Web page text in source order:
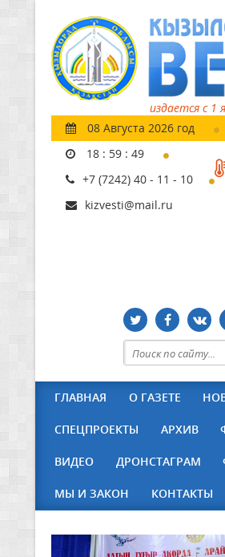
издается с 1
08 Августа 2026 год
18 : 59 : 50
+7 (7242) 40 - 11 - 10
kizvesti@mail.ru
ГЛАВНАЯ О ГАЗЕТЕ
СПЕЦПРОЕКТЫ АРХИВ
ВИДЕО ДРОНСТАГРАМ
МЫ И ЗАКОН КОНТАКТЫ